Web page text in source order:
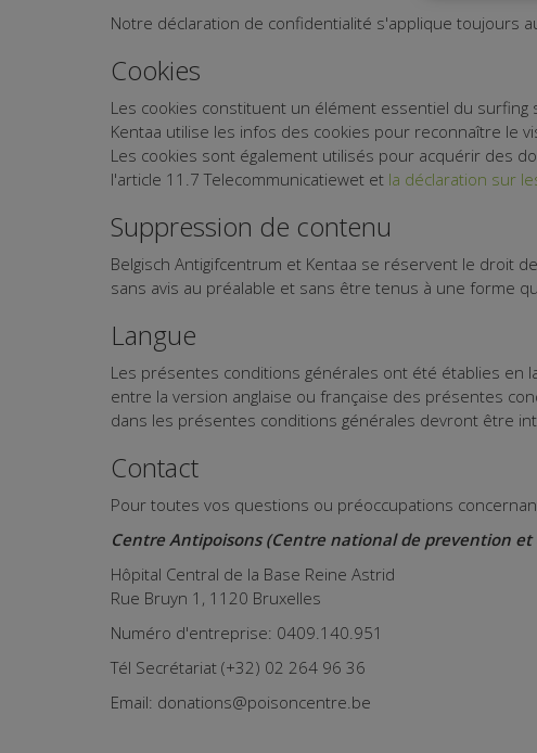
Notre déclaration de confidentialité s'applique toujours
Cookies
Les cookies constituent un élément essentiel du
Kentaa utilise les infos des cookies pour reconnaître le
Les cookies sont également utilisés pour acquérir des
l'article 11.7 Telecommunicatiewet et la déclaration sur
Suppression de contenu
Belgisch Antigifcentrum et Kentaa se réservent le droit
sans avis au préalable et sans être tenus à une forme
Langue
Les présentes conditions générales ont été établies en
entre la version anglaise ou française des présentes
dans les présentes conditions générales devront être
Contact
Pour toutes vos questions ou préoccupations
Centre Antipoisons (Centre national de prevention
Hôpital Central de la Base Reine Astrid
Rue Bruyn 1, 1120 Bruxelles
Numéro d'entreprise: 0409.140.951
Tél Secrétariat (+32) 02 264 96 36
Email: donations@poisoncentre.be